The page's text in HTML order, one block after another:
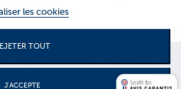
S.A.V.|LIVRAISON|C.G.V|
les cookies
TOUT
J'ACCEPTE